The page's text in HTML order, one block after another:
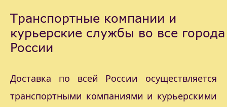
Транспортные компании и
курьерские службы во все города
России
Доставка по всей России осуществляется
транспортными компаниями и курьерскими